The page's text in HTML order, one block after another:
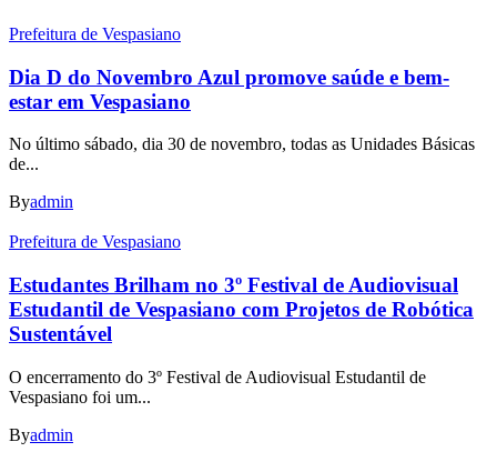
Prefeitura de Vespasiano
Dia D do Novembro Azul promove saúde e bem-
estar em Vespasiano
No último sábado, dia 30 de novembro, todas as Unidades Básicas
de...
Byadmin
Prefeitura de Vespasiano
Estudantes Brilham no 3º Festival de Audiovisual
Estudantil de Vespasiano com Projetos de Robótica
Sustentável
O encerramento do 3º Festival de Audiovisual Estudantil de
Vespasiano foi um...
Byadmin